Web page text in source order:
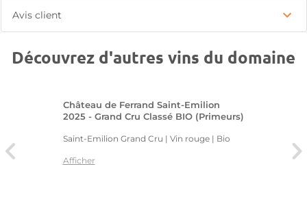
Avis client
Découvrez d'autres vins du domaine
Château de Ferrand Saint-Emilion
2025 - Grand Cru Classé BIO (Primeurs)
Saint-Emilion Grand Cru | Vin rouge| Bio
Afficher